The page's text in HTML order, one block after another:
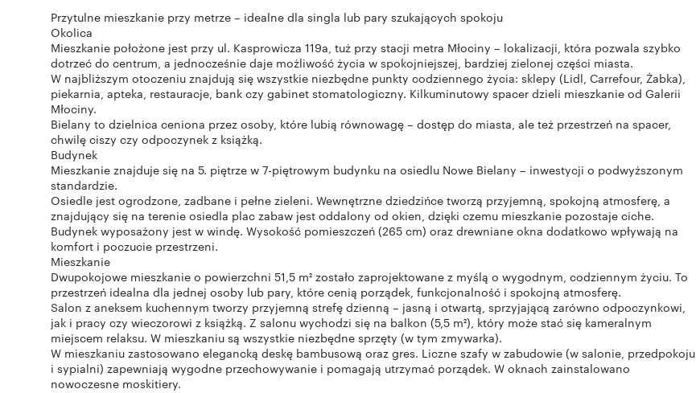
Przytulne mieszkanie przy metrze – idealne dla singla lub pary szukających spokoju
Okolica
Mieszkanie położone jest przy ul. Kasprowicza 119a, tuż przy stacji metra Młociny – lokalizacji, która pozwala szybko
dotrzeć do centrum, a jednocześnie daje możliwość życia w spokojniejszej, bardziej zielonej części miasta.
W najbliższym otoczeniu znajdują się wszystkie niezbędne punkty codziennego życia: sklepy (Lidl, Carrefour, Żabka),
piekarnia, apteka, restauracje, bank czy gabinet stomatologiczny. Kilkuminutowy spacer dzieli mieszkanie od Galerii
Młociny.
Bielany to dzielnica ceniona przez osoby, które lubią równowagę – dostęp do miasta, ale też przestrzeń na spacer,
chwilę ciszy czy odpoczynek z książką.
Budynek
Mieszkanie znajduje się na 5. piętrze w 7-piętrowym budynku na osiedlu Nowe Bielany – inwestycji o podwyższonym
standardzie.
Osiedle jest ogrodzone, zadbane i pełne zieleni. Wewnętrzne dziedzińce tworzą przyjemną, spokojną atmosferę, a
znajdujący się na terenie osiedla plac zabaw jest oddalony od okien, dzięki czemu mieszkanie pozostaje ciche.
Budynek wyposażony jest w windę. Wysokość pomieszczeń (265 cm) oraz drewniane okna dodatkowo wpływają na
komfort i poczucie przestrzeni.
Mieszkanie
Dwupokojowe mieszkanie o powierzchni 51,5 m² zostało zaprojektowane z myślą o wygodnym, codziennym życiu. To
przestrzeń idealna dla jednej osoby lub pary, które cenią porządek, funkcjonalność i spokojną atmosferę.
Salon z aneksem kuchennym tworzy przyjemną strefę dzienną – jasną i otwartą, sprzyjającą zarówno odpoczynkowi,
jak i pracy czy wieczorowi z książką. Z salonu wychodzi się na balkon (5,5 m²), który może stać się kameralnym
miejscem relaksu. W mieszkaniu są wszystkie niezbędne sprzęty (w tym zmywarka).
W mieszkaniu zastosowano elegancką deskę bambusową oraz gres. Liczne szafy w zabudowie (w salonie, przedpokoju
i sypialni) zapewniają wygodne przechowywanie i pomagają utrzymać porządek. W oknach zainstalowano
nowoczesne moskitiery.